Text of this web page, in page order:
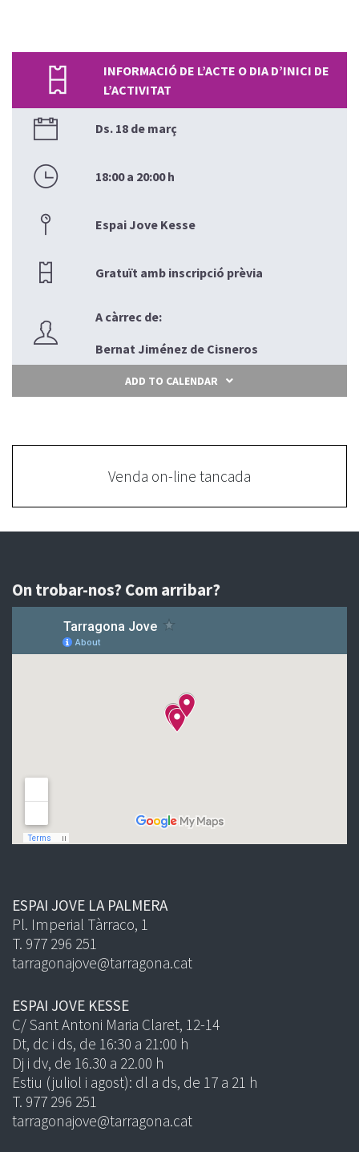
INFORMACIÓ DE L’ACTE O DIA D’INICI DE
L’ACTIVITAT
Ds. 18 de març
18:00 a 20:00 h
Espai Jove Kesse
Gratuït amb inscripció prèvia
A càrrec de:
Bernat Jiménez de Cisneros
ADD TO CALENDAR
Venda on-line tancada
On trobar-nos? Com arribar?
ESPAI JOVE LA PALMERA
Pl. Imperial Tàrraco, 1
T. 977 296 251
tarragonajove@tarragona.cat
ESPAI JOVE KESSE
C/ Sant Antoni Maria Claret, 12-14
Dt, dc i ds, de 16:30 a 21:00 h
Dj i dv, de 16.30 a 22.00 h
Estiu (juliol i agost): dl a ds, de 17 a 21 h
T. 977 296 251
tarragonajove@tarragona.cat